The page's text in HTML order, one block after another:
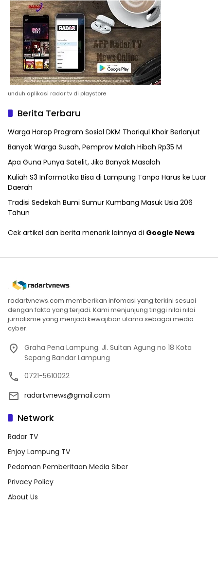
unduh aplikasi radar tv di playstore
Berita Terbaru
Warga Harap Program Sosial DKM Thoriqul Khoir Berlanjut
Banyak Warga Susah, Pemprov Malah Hibah Rp35 M
Apa Guna Punya Satelit, Jika Banyak Masalah
Kuliah S3 Informatika Bisa di Lampung Tanpa Harus ke Luar
Daerah
Tradisi Sedekah Bumi Sumur Kumbang Masuk Usia 206
Tahun
Cek artikel dan berita menarik lainnya di Google News
radartvnews.com memberikan infomasi yang terkini sesuai
dengan fakta yang terjadi. Kami menjunjung tinggi nilai nilai
jurnalisme yang menjadi kewajiban utama sebagai media
cyber.
Graha Pena Lampung. Jl. Sultan Agung no 18 Kota
Sepang Bandar Lampung
0721-5610022
radartvnews@gmail.com
Network
Radar TV
Enjoy Lampung TV
Pedoman Pemberitaan Media Siber
Privacy Policy
About Us